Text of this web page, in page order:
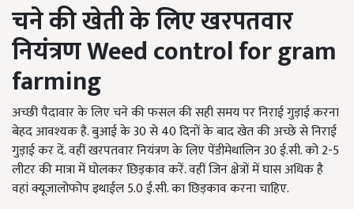
चने की खेती के लिए खरपतवार
नियंत्रण Weed control for gram
farming
अच्छी पैदावार के लिए चने की फसल की सही समय पर निराई गुड़ाई करना
बेहद आवश्यक है. बुआई के 30 से 40 दिनों के बाद खेत की अच्छे से निराई
गुड़ाई कर दें. वहीं खरपतवार नियंत्रण के लिए पेंडीमेथालिन 30 ई.सी. को 2-5
लीटर की मात्रा में घोलकर छिड़काव करें. वहीं जिन क्षेत्रों में घास अधिक है
वहां क्यूजालोफोप इथाईल 5.0 ई.सी. का छिड़काव करना चाहिए.